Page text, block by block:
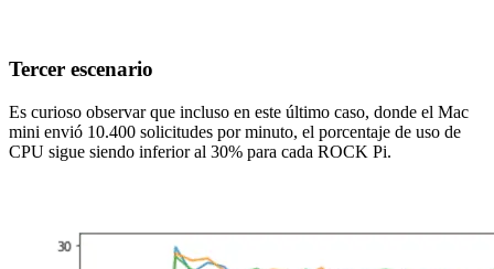
Tercer escenario
Es curioso observar que incluso en este último caso, donde el Mac
mini envió 10.400 solicitudes por minuto, el porcentaje de uso de
CPU sigue siendo inferior al 30% para cada ROCK Pi.